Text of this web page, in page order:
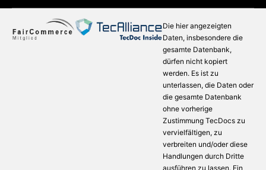
Die hier angezeigten
Daten, insbesondere die
gesamte Datenbank,
dürfen nicht kopiert
werden. Es ist zu
unterlassen, die Daten oder
die gesamte Datenbank
ohne vorherige
Zustimmung TecDocs zu
vervielfältigen, zu
verbreiten und/oder diese
Handlungen durch Dritte
ausführen zu lassen. Ein